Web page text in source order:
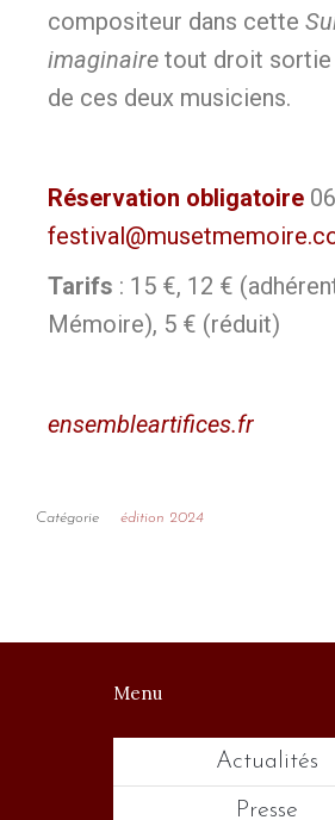
compositeur dans cette
imaginaire tout droit sortie
de ces deux musiciens.
Réservation obligatoire
Tarifs : 15 €, 12 €
Mémoire), 5 € (réduit)
ensembleartifices.fr
Catégorie édition 2024
Menu
Actualités
Presse